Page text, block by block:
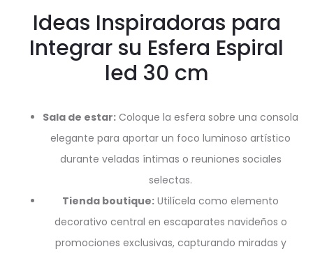
Ideas Inspiradoras para
Integrar su Esfera Espiral
led 30 cm
Sala de estar: Coloque la esfera sobre una consola
elegante para aportar un foco luminoso artístico
durante veladas íntimas o reuniones sociales
selectas.
Tienda boutique: Utilícela como elemento
decorativo central en escaparates navideños o
promociones exclusivas, capturando miradas y